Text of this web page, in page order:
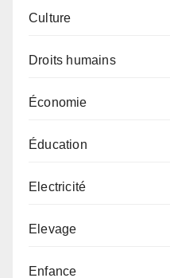
Culture
Droits humains
Économie
Éducation
Electricité
Elevage
Enfance